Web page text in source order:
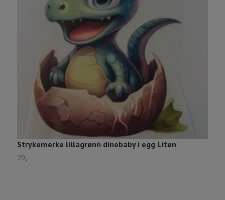
Strykemerke lillagrønn dinobaby i egg Liten
29,-